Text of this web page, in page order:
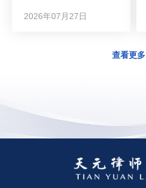
2026年07月27日
查看更多